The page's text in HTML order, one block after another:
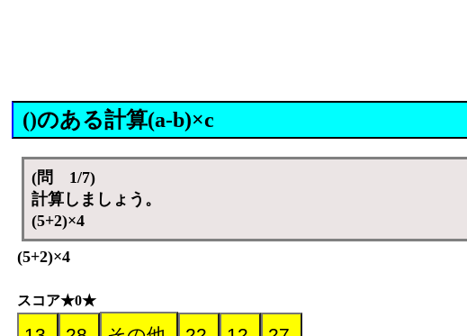
()のある計算(a-b)×c
(問 1/7)
計算しましょう。
(5+2)×4
(5+2)×4
スコア★0★